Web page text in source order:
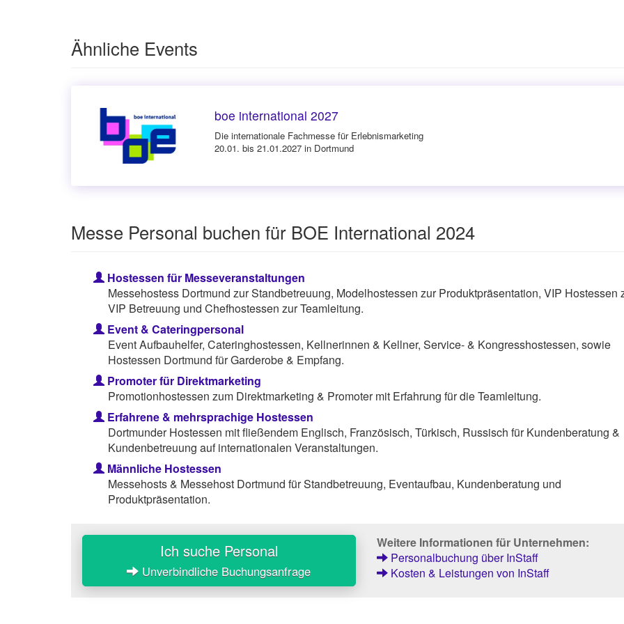
Ähnliche Events
boe international 2027
Die internationale Fachmesse für Erlebnismarketing
20.01. bis 21.01.2027 in Dortmund
Messe Personal buchen für BOE International 2024
Hostessen für Messeveranstaltungen
Messehostess Dortmund zur Standbetreuung, Modelhostessen zur Produktpräsentation, VIP Hostessen
VIP Betreuung und Chefhostessen zur Teamleitung.
Event & Cateringpersonal
Event Aufbauhelfer, Cateringhostessen, Kellnerinnen & Kellner, Service- & Kongresshostessen, sowie
Hostessen Dortmund für Garderobe & Empfang.
Promoter für Direktmarketing
Promotionhostessen zum Direktmarketing & Promoter mit Erfahrung für die Teamleitung.
Erfahrene & mehrsprachige Hostessen
Dortmunder Hostessen mit fließendem Englisch, Französisch, Türkisch, Russisch für Kundenberatung &
Kundenbetreuung auf internationalen Veranstaltungen.
Männliche Hostessen
Messehosts & Messehost Dortmund für Standbetreuung, Eventaufbau, Kundenberatung und
Produktpräsentation.
Ich suche Personal
Unverbindliche Buchungsanfrage
Weitere Informationen für Unternehmen:
Personalbuchung über InStaff
Kosten & Leistungen von InStaff